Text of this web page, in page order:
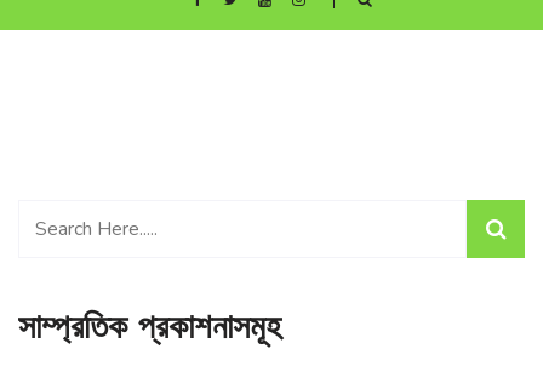
সাম্প্রতিক প্রকাশনাসমূহ